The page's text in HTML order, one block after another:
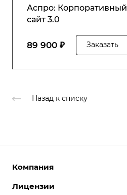
Аспро: Корпоративный
сайт 3.0
89 900 ₽ Заказать
Назад к списку
Компания
О компании
Лицензии